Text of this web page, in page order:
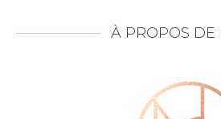
À PROPOS DE